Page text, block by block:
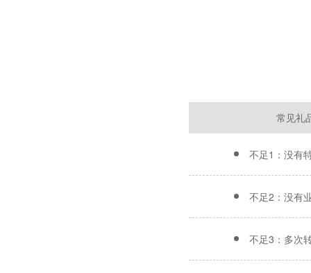
常见礼
不足1：没有
不足2：没有
不足3：多次